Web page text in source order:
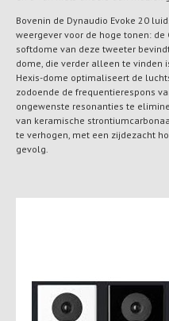
Bovenin de Dynaudio Evoke 20
weergever voor de hoge tonen:
softdome van deze tweeter
dome, die verder alleen te vinden
Hexis-dome optimaliseert de
zodoende de frequentierespons
ongewenste resonanties te
van keramische
te verhogen, met een zijdezacht
gevolg.